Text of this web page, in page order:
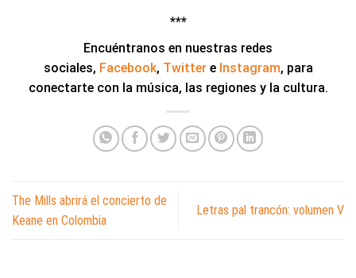
***
Encuéntranos en nuestras redes
sociales, Facebook, Twittere Instagram, para
conectarte con la música, las regiones y la cultura.
The Mills abrirá el concierto de
Keane en Colombia
Letras pal trancón: volumen V